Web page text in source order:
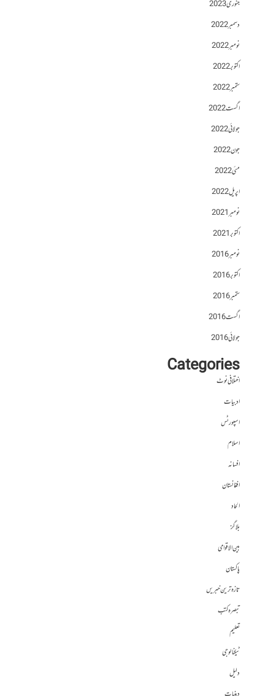
جنوری 2023
دسمبر 2022
نومبر 2022
اکتوبر 2022
ستمبر 2022
اگست 2022
جولائی 2022
جون 2022
مئی 2022
اپریل 2022
نومبر 2021
اکتوبر 2021
نومبر 2016
اکتوبر 2016
ستمبر 2016
اگست 2016
جولائی 2016
Categories
اختلافی نوٹ
ادبیات
اسپورٹس
اسلام
افسانہ
افغانستان
الحاد
بلاگز
بین الاقوامی
پاکستان
تازہ ترین خبریں
تبصرہ کتب
تعلیم
ٹیکنالوجی
دلیل